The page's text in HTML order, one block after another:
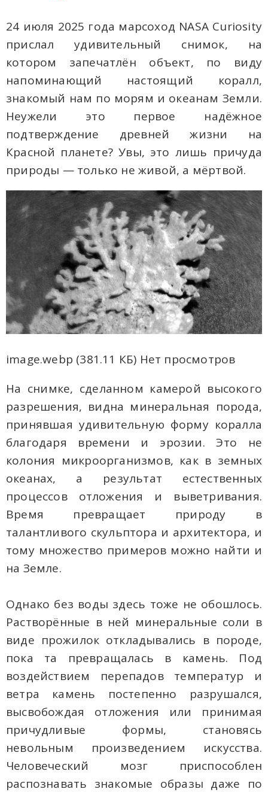
24 июля 2025 года марсоход NASA Curiosity
прислал удивительный снимок, на
котором запечатлён объект, по виду
напоминающий настоящий коралл,
знакомый нам по морям и океанам Земли.
Неужели это первое надёжное
подтверждение древней жизни на
Красной планете? Увы, это лишь причуда
природы — только не живой, а мёртвой.
image.webp (381.11 КБ) Нет просмотров
На снимке, сделанном камерой высокого
разрешения, видна минеральная порода,
принявшая удивительную форму коралла
благодаря времени и эрозии. Это не
колония микроорганизмов, как в земных
океанах, а результат естественных
процессов отложения и выветривания.
Время превращает природу в
талантливого скульптора и архитектора, и
тому множество примеров можно найти и
на Земле.
Однако без воды здесь тоже не обошлось.
Растворённые в ней минеральные соли в
виде прожилок откладывались в породе,
пока та превращалась в камень. Под
воздействием перепадов температур и
ветра камень постепенно разрушался,
высвобождая отложения или принимая
причудливые формы, становясь
невольным произведением искусства.
Человеческий мозг приспособлен
распознавать знакомые образы даже по